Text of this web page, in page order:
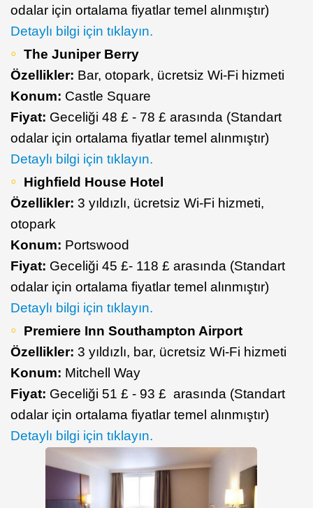
odalar için ortalama fiyatlar temel alınmıştır)
Detaylı bilgi için tıklayın.
The Juniper Berry
Özellikler: Bar, otopark, ücretsiz Wi-Fi hizmeti
Konum: Castle Square
Fiyat: Geceliği 48 £ - 78 £ arasında (Standart
odalar için ortalama fiyatlar temel alınmıştır)
Detaylı bilgi için tıklayın.
Highfield House Hotel
Özellikler: 3 yıldızlı, ücretsiz Wi-Fi hizmeti,
otopark
Konum: Portswood
Fiyat: Geceliği 45 £- 118 £ arasında (Standart
odalar için ortalama fiyatlar temel alınmıştır)
Detaylı bilgi için tıklayın.
Premiere Inn Southampton Airport
Özellikler: 3 yıldızlı, bar, ücretsiz Wi-Fi hizmeti
Konum: Mitchell Way
Fiyat: Geceliği 51 £ - 93 £ arasında (Standart
odalar için ortalama fiyatlar temel alınmıştır)
Detaylı bilgi için tıklayın.